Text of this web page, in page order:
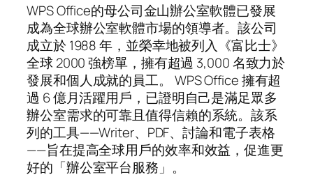
WPS Office的母公司金山辦公室軟體已發展
成為全球辦公室軟體市場的領導者。該公司
成立於 1988 年，並榮幸地被列入《富比士》
全球 2000 強榜單，擁有超過 3,000 名致力於
發展和個人成就的員工。 WPS Office 擁有超
過 6 億月活躍用戶，已證明自己是滿足眾多
辦公室需求的可靠且值得信賴的系統。該系
列的工具——Writer、PDF、討論和電子表格
——旨在提高全球用戶的效率和效益，促進更
好的「辦公室平台服務」。